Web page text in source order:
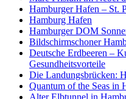
Hamburger Hafen – St.
Hamburg Hafen
Hamburger DOM
Bildschirmschoner
Deutsche Erdbeeren –
Gesundheitsvorteile
Die Landungsbrücken:
Quantum of the Seas in